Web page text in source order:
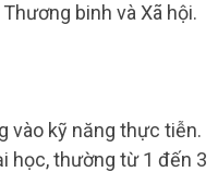
binh và Xã hội.
vào kỹ năng thực tiễn.
học, thường từ 1 đến 3